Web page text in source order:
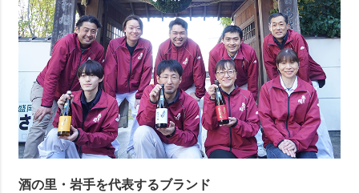
酒の里・岩手を代表するブランド